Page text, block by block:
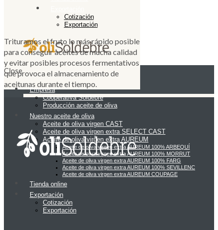
Cotización
Exportación
Close
Empresa
Cooperativa Soldebre
Producción aceite de oliva
Nuestro aceite de oliva
Aceite de oliva virgen CAST
Aceite de oliva virgen extra SELECT CAST
Aceite de oliva virgen extra AUREUM
Aceite de oliva virgen extra AUREUM 100% ARBEQUÍ
Aceite de oliva virgen extra AUREUM 100% MORRUT
Aceite de oliva virgen extra AUREUM 100% FARG
Aceite de oliva virgen extra AUREUM 100% SEVILLENC
Aceite de oliva virgen extra AUREUM COUPAGE
Tienda online
Exportación
Cotización
Exportación
Trituramos el fruto lo más rápido posible
para conseguir aceites de mucha calidad
y evitar posibles procesos fermentativos
que provoca el almacenamiento de
aceitunas durante el tiempo.